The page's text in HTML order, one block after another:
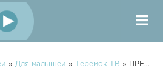
» Для малышей » Теремок ТВ » ПРЕМЬЕРА! Спорт Тоша - Новые мультики для детей - Про спорт | Сборник